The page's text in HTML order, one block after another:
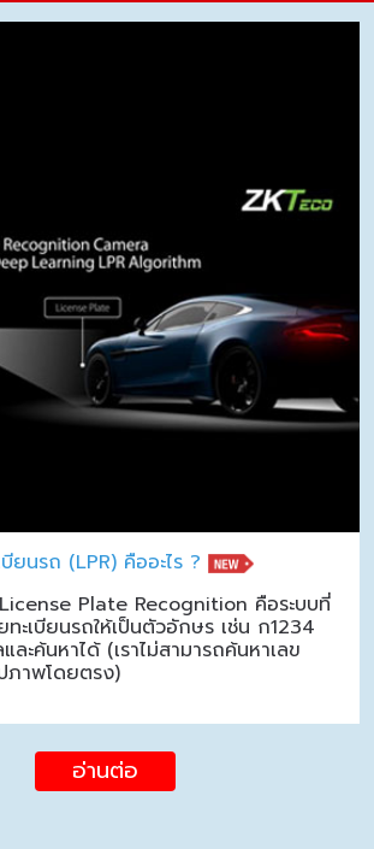
ยนรถ (LPR) คืออะไร ?
Plate Recognition คือระบบที่
ะเบียนรถให้เป็นตัวอักษร เช่น ก1234
ละค้นหาได้ (เราไม่สามารถค้นหาเลข
ภาพโดยตรง)
อ่านต่อ